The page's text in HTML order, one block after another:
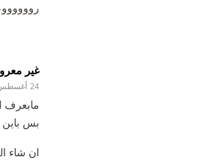
غير
24 أغسطس، 2010 الساعة 12:00 ص
مابعرف
بس باين
ان شاء